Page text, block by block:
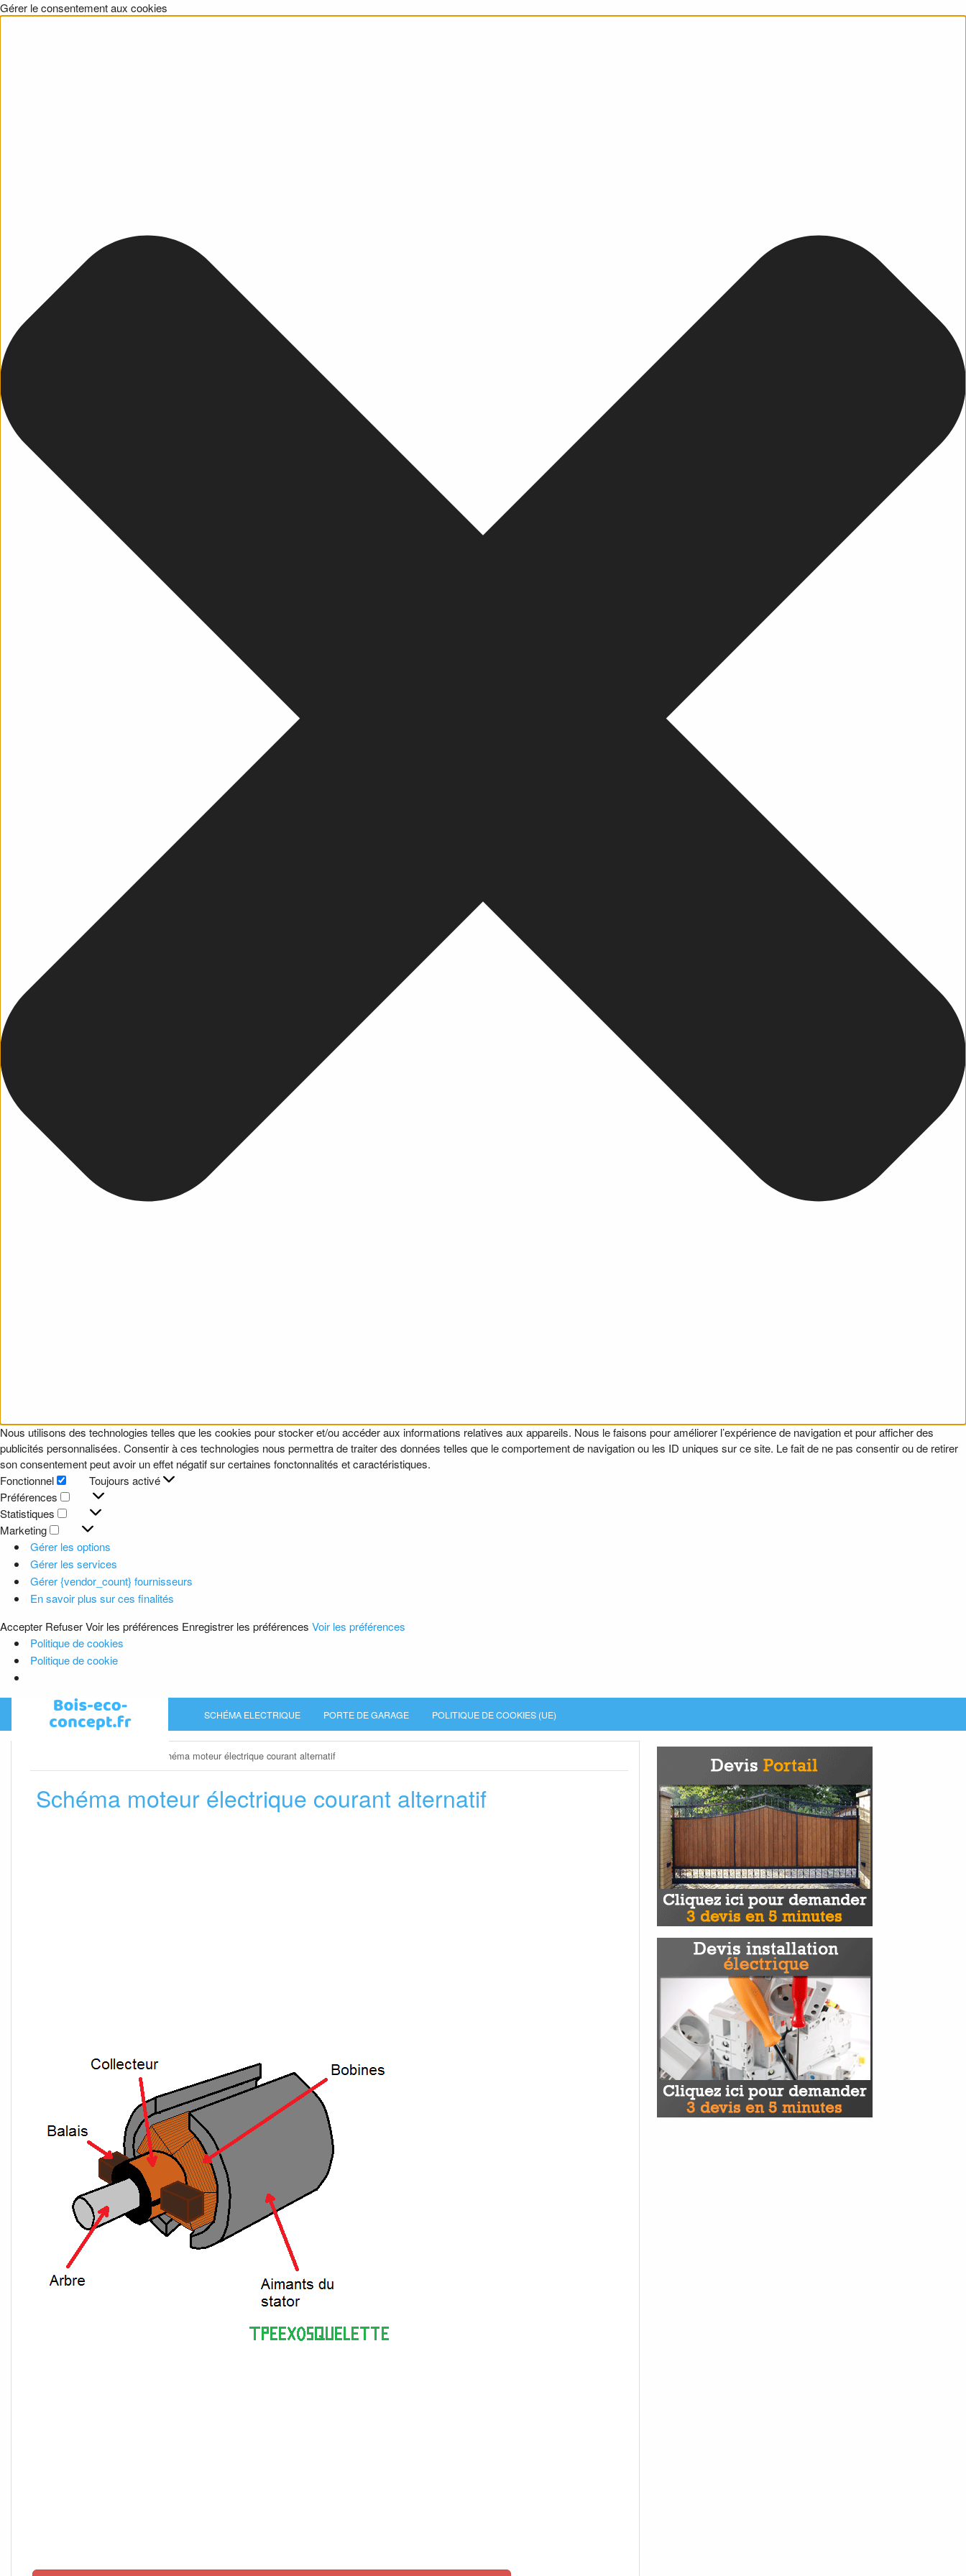
Gérer le consentement aux cookies
Nous utilisons des technologies telles que les cookies pour stocker et/ou accéder aux informations relatives aux appareils. Nous le faisons pour améliorer l’expérience de navigation et pour afficher des
publicités personnalisées. Consentir à ces technologies nous permettra de traiter des données telles que le comportement de navigation ou les ID uniques sur ce site. Le fait de ne pas consentir ou de retirer
son consentement peut avoir un effet négatif sur certaines fonctonnalités et caractéristiques.
Fonctionnel
Fonctionnel
Toujours activé
Préférences
Préférences
Statistiques
Statistiques
Marketing
Marketing
Gérer les options
Gérer les services
Gérer {vendor_count} fournisseurs
En savoir plus sur ces finalités
Accepter RefuserVoir les préférences Enregistrer les préférences Voir les préférences
Politique de cookies
Politique de cookie
SCHÉMA ELECTRIQUE PORTE DE GARAGE POLITIQUE DE COOKIES (UE)
Schéma moteur électrique courant alternatif
Schéma moteur électrique courant alternatif